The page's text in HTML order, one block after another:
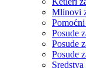
Mlinovi
Posude
Posude
Posude